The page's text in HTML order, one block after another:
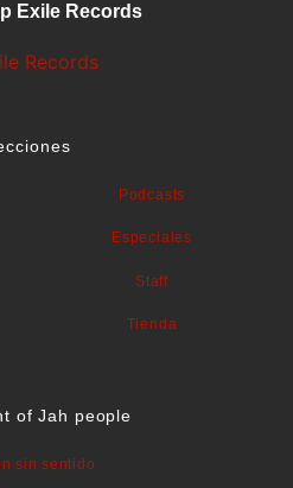
Exile Records
Podcasts
Especiales
Staff
Tienda
of Jah people
sin sentido